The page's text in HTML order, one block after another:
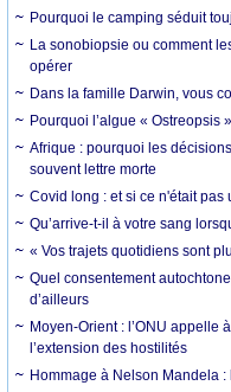
Pourquoi le camping séduit
La sonobiopsie ou comment
opérer
Dans la famille Darwin, vous
Pourquoi l’algue « Ostreopsis
Afrique : pourquoi les
souvent lettre morte
Covid long : et si ce n'était
Qu’arrive-t-il à votre sang
« Vos trajets quotidiens sont
Quel consentement
d’ailleurs
Moyen-Orient : l’ONU appelle
l’extension des hostilités
Hommage à Nelson Mandela